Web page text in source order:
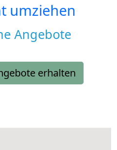
umziehen
Angebote
erhalten